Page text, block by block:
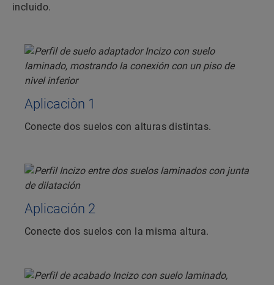
incluido.
Aplicaciòn 1
Conecte dos suelos con alturas distintas.
Aplicación 2
Conecte dos suelos con la misma altura.